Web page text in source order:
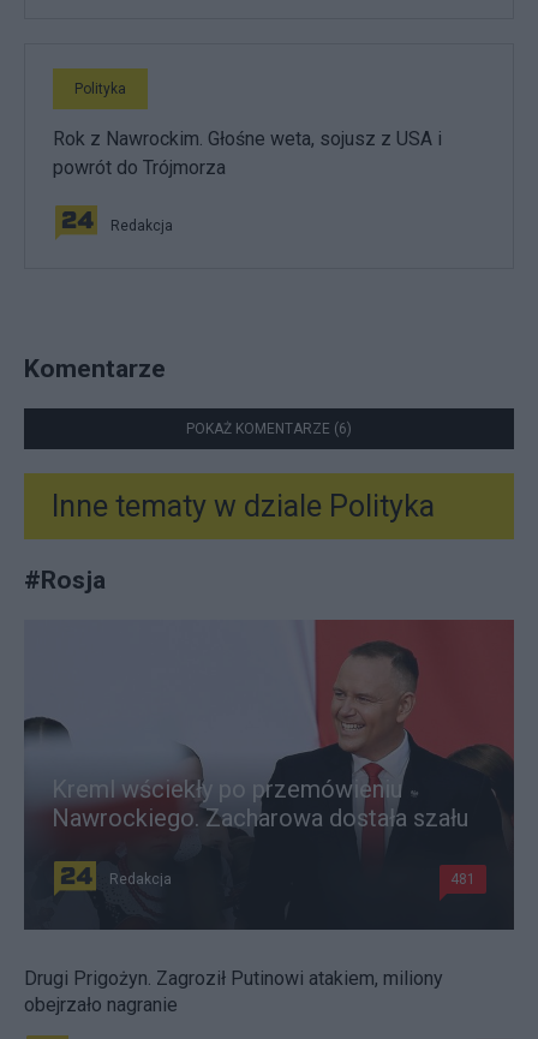
Polityka
Rok z Nawrockim. Głośne weta, sojusz z USA i
powrót do Trójmorza
Redakcja
Komentarze
POKAŻ KOMENTARZE (6)
Inne tematy w dziale Polityka
#Rosja
Kreml wściekły po przemówieniu
Nawrockiego. Zacharowa dostała szału
Redakcja 481
Drugi Prigożyn. Zagroził Putinowi atakiem, miliony
obejrzało nagranie